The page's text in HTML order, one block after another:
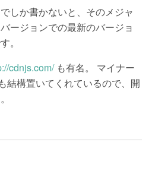
しか書かないと、そのメジャ
ージョンでの最新のバージョ
。
cdnjs.com/も有名。 マイナー
結構置いてくれているので、開